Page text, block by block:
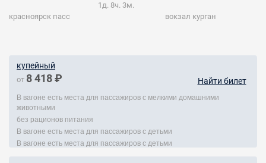
красноярск пасс
1д. 8ч. 3м.
вокзал курган
купейный
от 8 418 ₽ Найти билет
В вагоне есть места для пассажиров с мелкими домашними
животными
без рационов питания
В вагоне есть места для пассажиров с детьми
В вагоне есть места для пассажиров с детьми